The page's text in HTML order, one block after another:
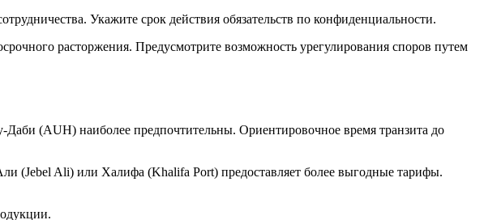
Укажите срок действия обязательств по конфиденциальности.
расторжения. Предусмотрите возможность урегулирования споров путем
(AUH) наиболее предпочтительны. Ориентировочное время транзита до
(Jebel Ali) или Халифа (Khalifa Port) предоставляет более выгодные тарифы.